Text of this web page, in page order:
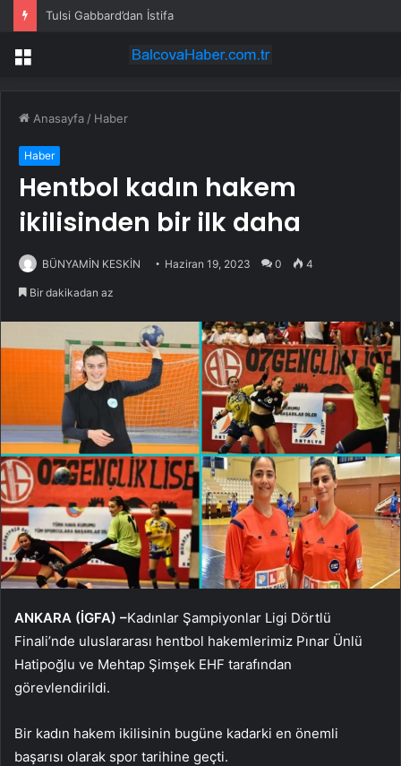
Tulsi Gabbard’dan İstifa
Menü
Anasayfa / Haber
Haber
Hentbol kadın hakem
ikilisinden bir ilk daha
BÜNYAMİN KESKİN Haziran 19, 2023 0 4
Bir dakikadan az
ANKARA (İGFA) –Kadınlar Şampiyonlar Ligi Dörtlü
Finali’nde uluslararası hentbol hakemlerimiz Pınar Ünlü
Hatipoğlu ve Mehtap Şimşek EHF tarafından
görevlendirildi.
Bir kadın hakem ikilisinin bugüne kadarki en önemli
başarısı olarak spor tarihine geçti.